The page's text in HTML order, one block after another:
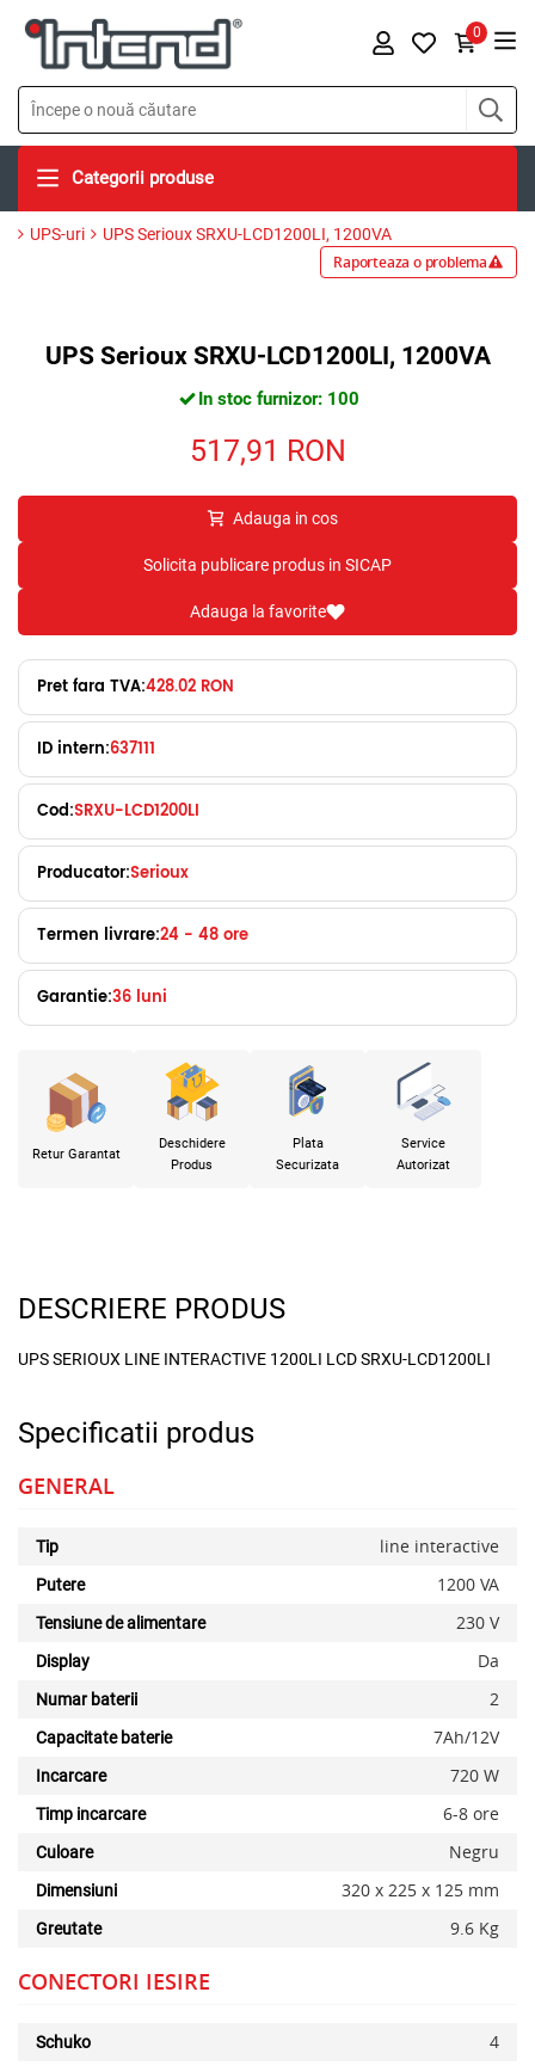
0
Categorii produse
UPS-uri UPS Serioux SRXU-LCD1200LI, 1200VA
Raporteaza o problema
UPS Serioux SRXU-LCD1200LI, 1200VA
In stoc furnizor: 100
517,91 RON
Adauga in cos
Solicita publicare produs in SICAP
Adauga la favorite
Pret fara TVA:428.02 RON
ID intern:637111
Cod:SRXU-LCD1200LI
Producator:Serioux
Termen livrare:24 - 48 ore
Garantie:36 luni
Retur Garantat
Deschidere
Produs
Plata
Securizata
Service
Autorizat
DESCRIERE PRODUS
UPS SERIOUX LINE INTERACTIVE 1200LI LCD SRXU-LCD1200LI
Specificatii produs
GENERAL
Tip line interactive
Putere 1200 VA
Tensiune de alimentare 230 V
Display Da
Numar baterii 2
Capacitate baterie 7Ah/12V
Incarcare 720 W
Timp incarcare 6-8 ore
Culoare Negru
Dimensiuni 320 x 225 x 125 mm
Greutate 9.6 Kg
CONECTORI IESIRE
Schuko 4
x